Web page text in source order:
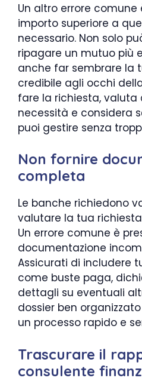
Un altro errore comune
importo superiore a
necessario. Non solo
ripagare un mutuo più
anche far sembrare la
credibile agli occhi
fare la richiesta,
necessità e considera
puoi gestire senza
Non fornire
completa
Le banche richiedono
valutare la tua
Un errore comune è
documentazione
Assicurati di includere
come buste paga,
dettagli su eventuali
dossier ben
un processo rapido e
Trascurare il
consulente